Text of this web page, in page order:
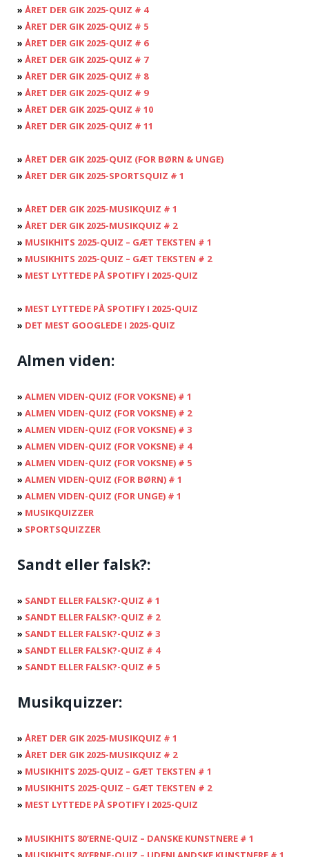
» ÅRET DER GIK 2025-QUIZ # 4
» ÅRET DER GIK 2025-QUIZ # 5
» ÅRET DER GIK 2025-QUIZ # 6
» ÅRET DER GIK 2025-QUIZ # 7
» ÅRET DER GIK 2025-QUIZ # 8
» ÅRET DER GIK 2025-QUIZ # 9
» ÅRET DER GIK 2025-QUIZ # 10
» ÅRET DER GIK 2025-QUIZ # 11
» ÅRET DER GIK 2025-QUIZ (FOR BØRN & UNGE)
» ÅRET DER GIK 2025-SPORTSQUIZ # 1
» ÅRET DER GIK 2025-MUSIKQUIZ # 1
» ÅRET DER GIK 2025-MUSIKQUIZ # 2
» MUSIKHITS 2025-QUIZ – GÆT TEKSTEN # 1
» MUSIKHITS 2025-QUIZ – GÆT TEKSTEN # 2
» MEST LYTTEDE PÅ SPOTIFY I 2025-QUIZ
» MEST LYTTEDE PÅ SPOTIFY I 2025-QUIZ
» DET MEST GOOGLEDE I 2025-QUIZ
Almen viden:
» ALMEN VIDEN-QUIZ (FOR VOKSNE) # 1
» ALMEN VIDEN-QUIZ (FOR VOKSNE) # 2
» ALMEN VIDEN-QUIZ (FOR VOKSNE) # 3
» ALMEN VIDEN-QUIZ (FOR VOKSNE) # 4
» ALMEN VIDEN-QUIZ (FOR VOKSNE) # 5
» ALMEN VIDEN-QUIZ (FOR BØRN) # 1
» ALMEN VIDEN-QUIZ (FOR UNGE) # 1
» MUSIKQUIZZER
» SPORTSQUIZZER
Sandt eller falsk?:
» SANDT ELLER FALSK?-QUIZ # 1
» SANDT ELLER FALSK?-QUIZ # 2
» SANDT ELLER FALSK?-QUIZ # 3
» SANDT ELLER FALSK?-QUIZ # 4
» SANDT ELLER FALSK?-QUIZ # 5
Musikquizzer:
» ÅRET DER GIK 2025-MUSIKQUIZ # 1
» ÅRET DER GIK 2025-MUSIKQUIZ # 2
» MUSIKHITS 2025-QUIZ – GÆT TEKSTEN # 1
» MUSIKHITS 2025-QUIZ – GÆT TEKSTEN # 2
» MEST LYTTEDE PÅ SPOTIFY I 2025-QUIZ
» MUSIKHITS 80’ERNE-QUIZ – DANSKE KUNSTNERE # 1